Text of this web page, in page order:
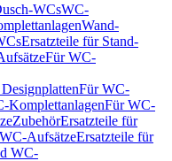
WCsWC-
Wand-
Ersatzteile für Stand-
Für WC-
Für WC-
KomplettanlagenFür WC-
ZubehörErsatzteile für
AufsätzeErsatzteile für
WC-